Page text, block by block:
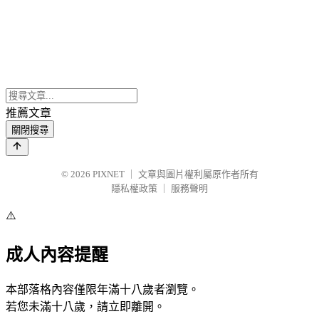
推薦文章
關閉搜尋
© 2026 PIXNET
文章與圖片權利屬原作者所有
隱私權政策
服務聲明
⚠️
成人內容提醒
本部落格內容僅限年滿十八歲者瀏覽。
若您未滿十八歲，請立即離開。